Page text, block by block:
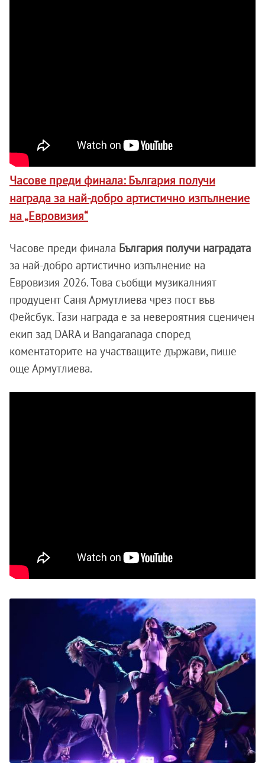
Часове преди финала: България получи
награда за най-добро артистично изпълнение
на „Евровизия“
Часове преди финала България получи наградата
за най-добро артистично изпълнение на
Евровизия 2026. Това съобщи музикалният
продуцент Саня Армутлиева чрез пост във
Фейсбук. Тази награда е за невероятния сценичен
екип зад DARA и Bangaranaga според
коментаторите на участващите държави, пише
още Армутлиева.